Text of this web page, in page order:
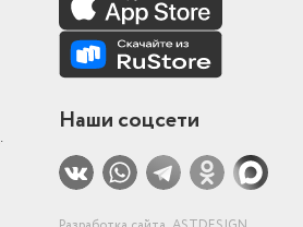
.
Наши соцсети